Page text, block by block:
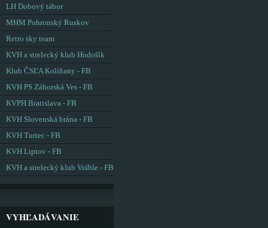
LH Dobový tábor
MHM Pohronský Ruskov
Retro sky team
KVH a strelecký klub Hodošík
Klub ČSĽA Kolíňany - FB
KVH PS Záhorská Ves - FB
KVPH Bratislava - FB
KVH Slovenská brána - FB
KVH Turiec - FB
KVH Liptov - FB
KVH a strelecký klub Vráble - FB
VYHĽADÁVANIE